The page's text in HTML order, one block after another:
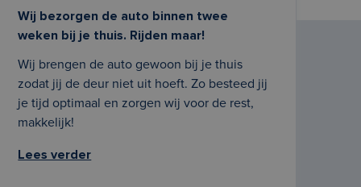
Wij bezorgen de auto binnen twee
weken bij je thuis. Rijden maar!
Wij brengen de auto gewoon bij je thuis
zodat jij de deur niet uit hoeft. Zo besteed jij
je tijd optimaal en zorgen wij voor de rest,
makkelijk!
Lees verder